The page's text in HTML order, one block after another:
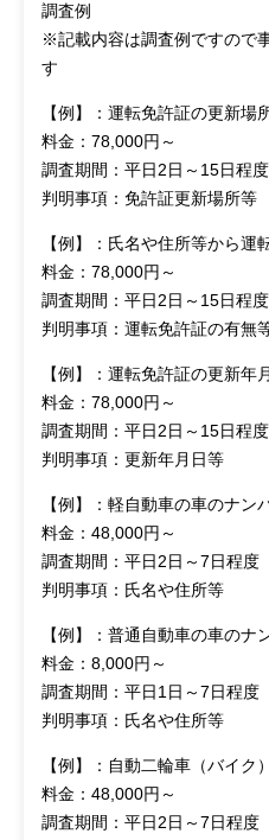
調査例
※記載内容は調査例ですので
す
【例】：運転免許証の更新場
料金：78,000円～
調査期間：平日2日～15日程度
判明事項：免許証更新場所等
【例】：氏名や住所等から運
料金：78,000円～
調査期間：平日2日～15日程度
判明事項：運転免許証の有無
【例】：運転免許証の更新年
料金：78,000円～
調査期間：平日2日～15日程度
判明事項：更新年月日等
【例】：軽自動車の車のナン
料金：48,000円～
調査期間：平日2日～7日程度
判明事項：氏名や住所等
【例】：普通自動車の車の
料金：8,000円～
調査期間：平日1日～7日程度
判明事項：氏名や住所等
【例】：自動二輪車（バイ
料金：48,000円～
調査期間：平日2日～7日程度